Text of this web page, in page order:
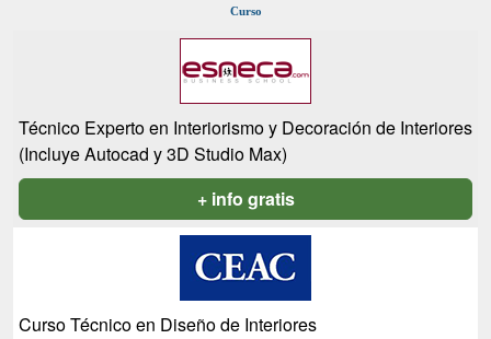
Curso
Técnico Experto en Interiorismo y Decoración de Interiores
(Incluye Autocad y 3D Studio Max)
+ info gratis
Curso Técnico en Diseño de Interiores